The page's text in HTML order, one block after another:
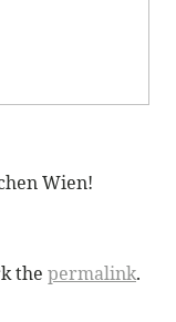
Wien!
the permalink.